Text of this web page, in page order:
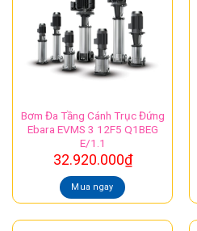
Bơm Đa Tầng Cánh Trục Đứng
Ebara EVMS 3 12F5 Q1BEG
E/1.1
32.920.000₫
Mua ngay